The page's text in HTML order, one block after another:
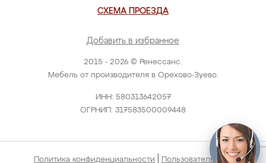
2015 - 2026 © Ренессанс.
Мебель от производителя в Орехово-Зуево.
ИНН: 580313642057
ОГРНИП: 317583500009448
СХЕМА ПРОЕЗДА
Добавить в избранное
Политика конфиденциальности Пользовательское